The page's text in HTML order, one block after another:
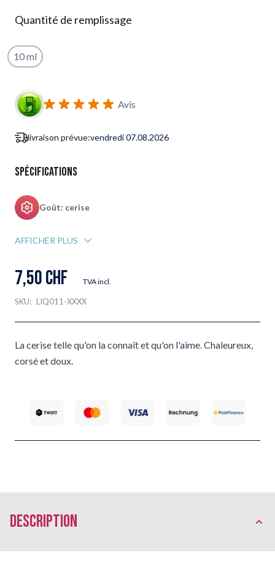
Quantité de remplissage
10 ml
S'abonner au formulaire de notification de retour en stock
Avis
livraison prévue:vendredi 07.08.2026
Spécifications
Goût: cerise
AFFICHER PLUS
7,50 CHF TVA incl.
SKU: LIQ011-XXXX
La cerise telle qu'on la connaît et qu'on l'aime. Chaleureux,
corsé et doux.
Description